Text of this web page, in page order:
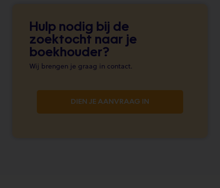
Hulp nodig bij de
zoektocht naar je
boekhouder?
Wij brengen je graag in contact.
DIEN JE AANVRAAG IN